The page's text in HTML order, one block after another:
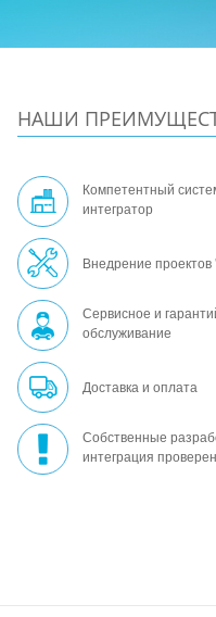
НАШИ
Компетентный
интегратор
Внедрение проектов
Сервисное и
обслуживание
Доставка и оплата
Собственные
интеграция